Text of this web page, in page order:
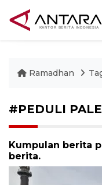
Ramadhan
#PEDULI
Kumpulan berita
berita.